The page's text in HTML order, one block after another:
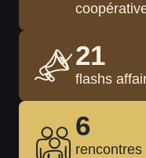
21
flashs
6